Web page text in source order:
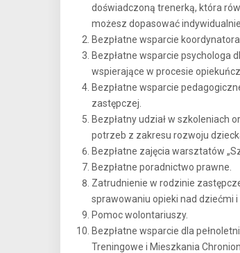
doświadczoną trenerką, która
możesz dopasować
Bezpłatne wsparcie
Bezpłatne wsparcie psychologa
wspierające w procesie
Bezpłatne wsparcie
zastępczej.
Bezpłatny udział w szkoleniach
potrzeb z zakresu rozwoju
Bezpłatne zajęcia warsztatów
Bezpłatne poradnictwo prawne.
Zatrudnienie w rodzinie
sprawowaniu opieki nad dziećmi
Pomoc wolontariuszy.
Bezpłatne wsparcie dla
Treningowe i Mieszkania